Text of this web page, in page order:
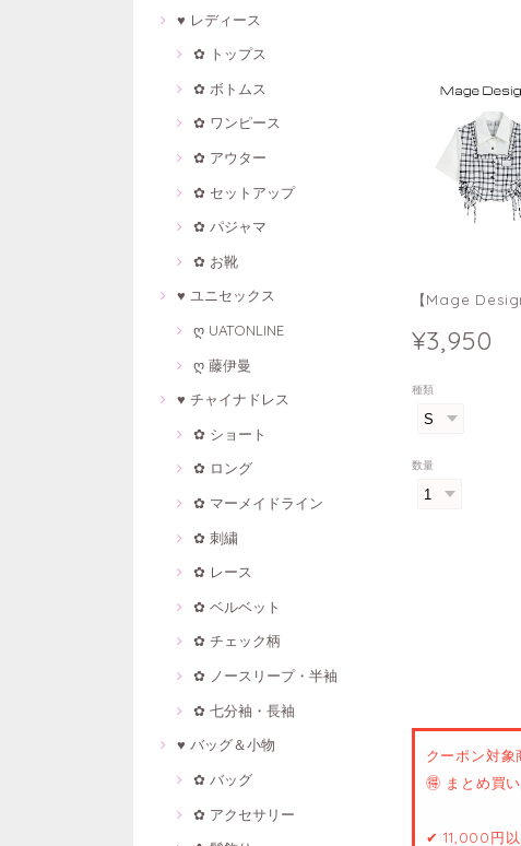
♥ レディース
✿ トップス
✿ ボトムス
✿ ワンピース
✿ アウター
✿ セットアップ
✿ パジャマ
✿ お靴
♥ ユニセックス
ღ UATONLINE
ღ 藤伊曼
♥ チャイナドレス
✿ ショート
✿ ロング
✿ マーメイドライン
✿ 刺繍
✿ レース
✿ ベルベット
✿ チェック柄
✿ ノースリープ・半袖
✿ 七分袖・長袖
♥ バッグ＆小物
✿ バッグ
✿ アクセサリー
【Mage
¥3,950
種類
数量
クーポン対象
🉐 まとめ買
✔ 11,000円